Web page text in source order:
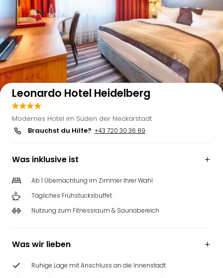
Auf der Karte anzeigen
Leonardo Hotel Heidelberg
Modernes Hotel im Süden der Neckarstadt
Brauchst du Hilfe? +43 720 30 36 89
Was inklusive ist
Ab 1 Übernachtung im Zimmer Ihrer Wahl
Tägliches Frühstücksbuffet
Nutzung zum Fitnessraum & Saunabereich
Was wir lieben
Ruhige Lage mit Anschluss an die Innenstadt